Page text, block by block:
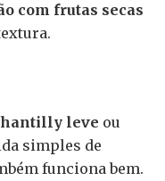
com frutas secas
leve ou
simples de
funciona bem.